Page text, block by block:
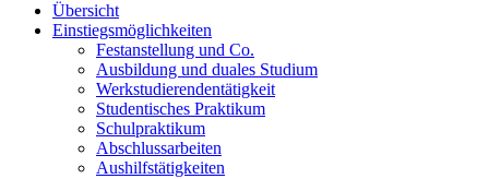
Übersicht
Einstiegsmöglichkeiten
Festanstellung und Co.
Ausbildung und duales Studium
Werkstudierendentätigkeit
Studentisches Praktikum
Schulpraktikum
Abschlussarbeiten
Aushilfstätigkeiten